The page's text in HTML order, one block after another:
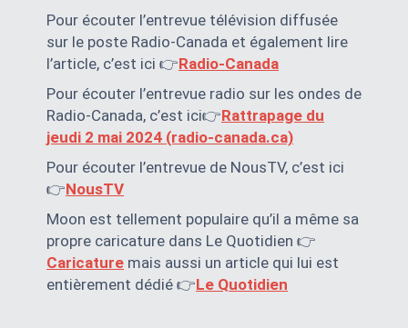
Pour écouter l’entrevue télévision diffusée
sur le poste Radio-Canada et également lire
l’article, c’est ici 👉Radio-Canada
Pour écouter l’entrevue radio sur les ondes de
Radio-Canada, c’est ici👉Rattrapage du
jeudi 2 mai 2024 (radio-canada.ca)
Pour écouter l’entrevue de NousTV, c’est ici
👉NousTV
Moon est tellement populaire qu’il a même sa
propre caricature dans Le Quotidien 👉
Caricature mais aussi un article qui lui est
entièrement dédié 👉Le Quotidien